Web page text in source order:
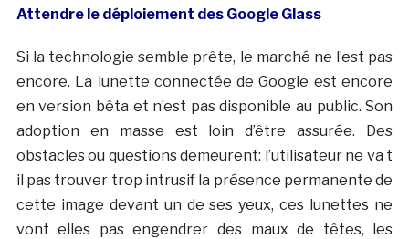
Attendre le déploiement des Google Glass
Si la technologie semble prête, le marché ne l’est pas
encore. La lunette connectée de Google est encore
en version bêta et n’est pas disponible au public. Son
adoption en masse est loin d’être assurée. Des
obstacles ou questions demeurent: l’utilisateur ne va t
il pas trouver trop intrusif la présence permanente de
cette image devant un de ses yeux, ces lunettes ne
vont elles pas engendrer des maux de têtes, les